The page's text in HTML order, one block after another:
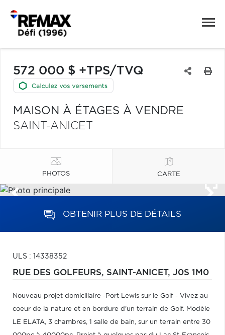
572 000 $ +TPS/TVQ
MAISON À ÉTAGES À VENDRE
SAINT-ANICET
PHOTOS CARTE
OBTENIR PLUS DE DÉTAILS
ULS : 14338352
RUE DES GOLFEURS, SAINT-ANICET, J0S 1M0
Nouveau projet domiciliaire -Port Lewis sur le Golf - Vivez au
coeur de la nature et en bordure d'un terrain de Golf. Modèle
LE ELATA, 3 chambres, 1 salle de bain, sur un terrain entre 30